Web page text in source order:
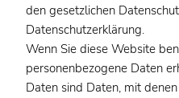
den gesetzlichen
Datenschutzerklärung.
Wenn Sie diese Website
personenbezogene Daten
Daten sind Daten, mit